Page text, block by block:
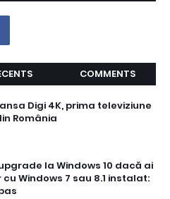
COMMENTS
lansa Digi 4K, prima televiziune
România
la Windows 10 dacă ai
Windows 7 sau 8.1 instalat: